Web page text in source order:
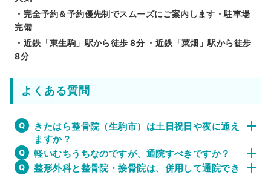
・完全予約＆予約優先制でスムーズにご案内します・駐車場
完備
・近鉄「東生駒」駅から徒歩 8分 ・近鉄「菜畑」駅から徒歩
8分
よくある質問
きたはら整骨院（生駒市）は土日祝日や夜に通え
ますか？
軽いむちうちなのですが、通院すべきですか？
整形外科と整骨院・接骨院は、併用して通院でき